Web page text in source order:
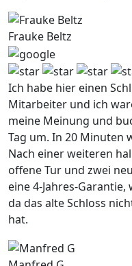
Frauke Beltz
Ich habe hier einen
Mitarbeiter und ich
meine Meinung und
Tag um. In 20 Minuten
Nach einer weiteren
offene Tur und zwei
eine 4-Jahres-
da das alte Schloss
hat.